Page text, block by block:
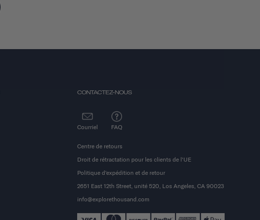
CONTACTEZ-NOUS
Courriel FAQ
Centre de retours
Droit de rétractation pour les clients de l'UE
Politique d'expédition et de retour
2651 East 12th Street, unité 520, Los Angeles, CA 90023
info@explorethousand.com